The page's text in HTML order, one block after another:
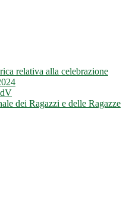
relativa alla celebrazione
dei Ragazzi e delle Ragazze